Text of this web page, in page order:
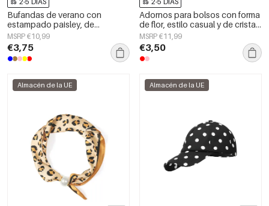
Bufandas de verano con
estampado paisley, de
algodón, ideales para
vacaciones y uso diario.
MSRP €10,99
€3,75
Adornos para bolsos con forma
de flor, estilo casual y de cristal,
accesorios diarios.
MSRP €11,99
€3,50
Almacén de la UE Almacén de la UE